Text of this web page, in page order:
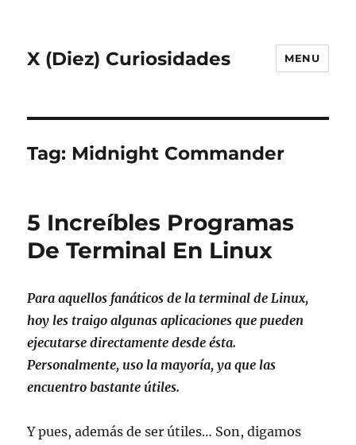
X (Diez) Curiosidades MENU
Tag: Midnight Commander
5 Increíbles Programas
De Terminal En Linux
Para aquellos fanáticos de la terminal de Linux,
hoy les traigo algunas aplicaciones que pueden
ejecutarse directamente desde ésta.
Personalmente, uso la mayoría, ya que las
encuentro bastante útiles.
Y pues, además de ser útiles… Son, digamos